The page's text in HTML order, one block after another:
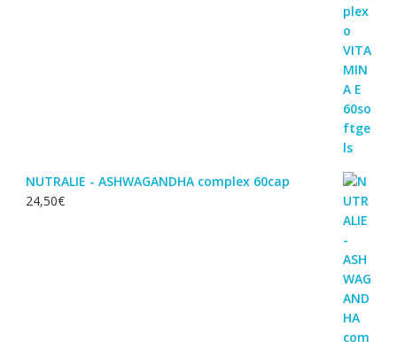
NUTRALIE - ASHWAGANDHA complex 60cap
24,50€